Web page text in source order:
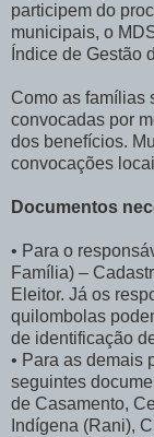
participem do
municipais, o
Índice de Gestão
Como as famílias
convocadas por
dos benefícios.
convocações
Documentos
• Para o
Família) –
Eleitor. Já os
quilombolas
de identificação
• Para as demais
seguintes
de Casamento,
Indígena (Rani),